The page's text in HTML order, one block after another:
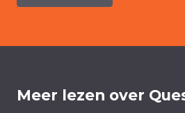
Meer lezen over